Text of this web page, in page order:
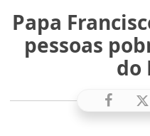
Papa
pessoas
do